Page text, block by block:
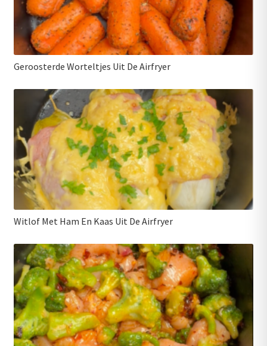
Geroosterde Worteltjes Uit De Airfryer
Witlof Met Ham En Kaas Uit De Airfryer